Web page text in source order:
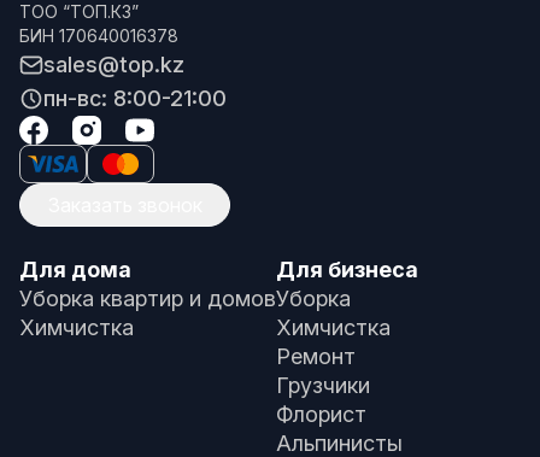
ТОО “ТОП.КЗ”
БИН 170640016378
sales@top.kz
пн-вс: 8:00-21:00
Для дома
Уборка квартир и домов
Химчистка
Для бизнеса
Уборка
Химчистка
Ремонт
Грузчики
Флорист
Альпинисты